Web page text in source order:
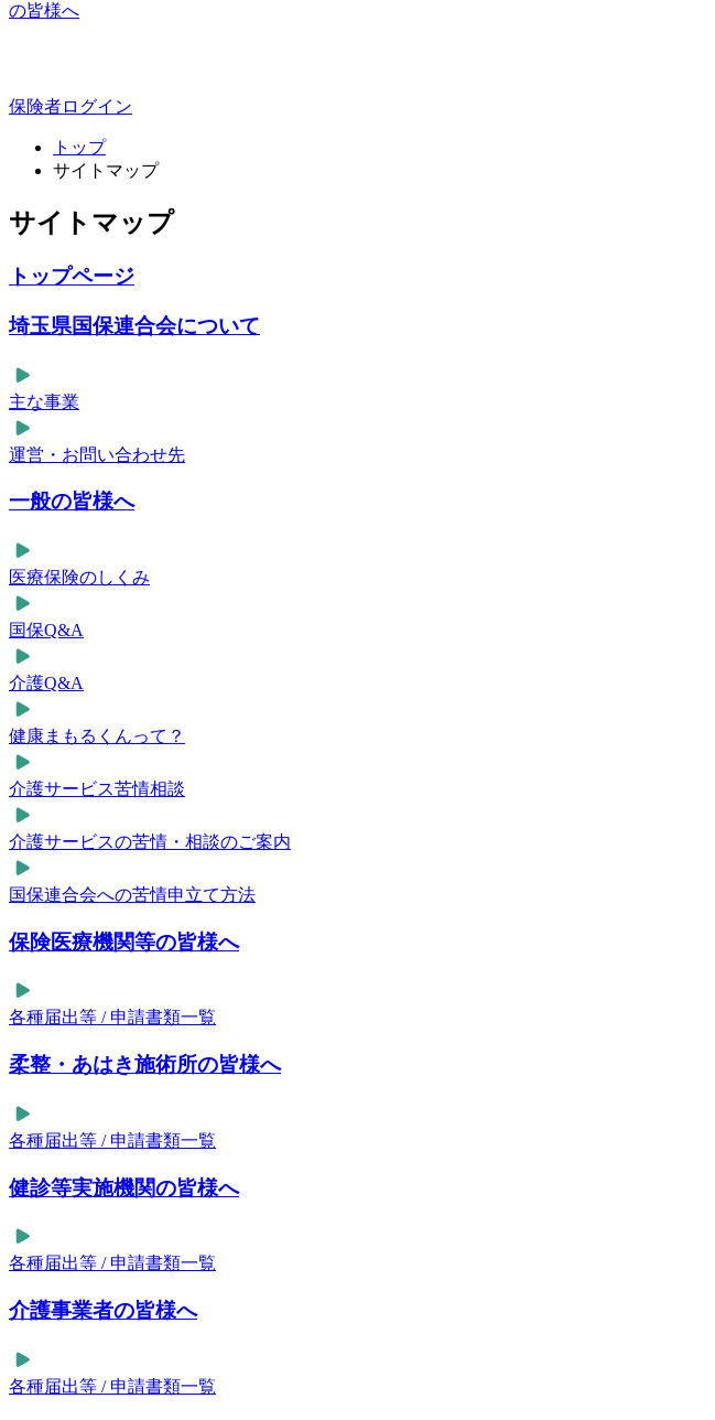
の皆様へ
保険者ログイン
トップ
サイトマップ
サイトマップ
トップページ
埼玉県国保連合会について
主な事業
運営・お問い合わせ先
一般の皆様へ
医療保険のしくみ
国保Q&A
介護Q&A
健康まもるくんって？
介護サービス苦情相談
介護サービスの苦情・相談のご案内
国保連合会への苦情申立て方法
保険医療機関等の皆様へ
各種届出等 / 申請書類一覧
柔整・あはき施術所の皆様へ
各種届出等 / 申請書類一覧
健診等実施機関の皆様へ
各種届出等 / 申請書類一覧
介護事業者の皆様へ
各種届出等 / 申請書類一覧